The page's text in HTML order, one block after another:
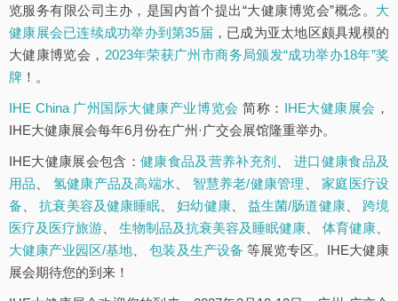
览服务有限公司主办，是国内首个提出“大健康博览会”概念。 大
健康展会已连续成功举办到第35届 ，已成为亚太地区颇具规模的
大健康博览会， 2023年荣获广州市商务局颁发“成功举办18年”奖
牌 ！。
IHE China 广州国际大健康产业博览会 简称： IHE大健康展会 ，
IHE大健康展会每年6月份在广州·广交会展馆隆重举办。
IHE大健康展会包含： 健康食品及营养补充剂 、进口健康食品及
用品、 氢健康产品及高端水、 智慧养老/健康管理 、家庭医疗设
备、抗衰美容及健康睡眠、妇幼健康、 益生菌/肠道健康、 跨境
医疗及医疗旅游、 生物制品及抗衰美容及睡眠健康、 体育健康、
大健康产业园区/基地、包装及生产设备 等展览专区。IHE大健康
展会期待您的到来！